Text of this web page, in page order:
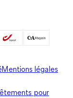
Mentions légales
pour